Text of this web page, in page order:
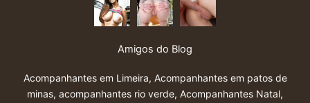
Amigos do Blog
Acompanhantes em Limeira, Acompanhantes em patos de
minas, acompanhantes rio verde, Acompanhantes Natal,